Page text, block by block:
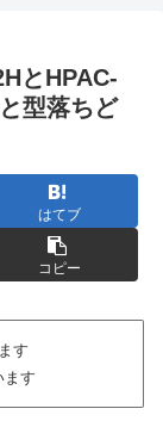
とHPAC-
型落ちど
はてブ
コピー
す
す